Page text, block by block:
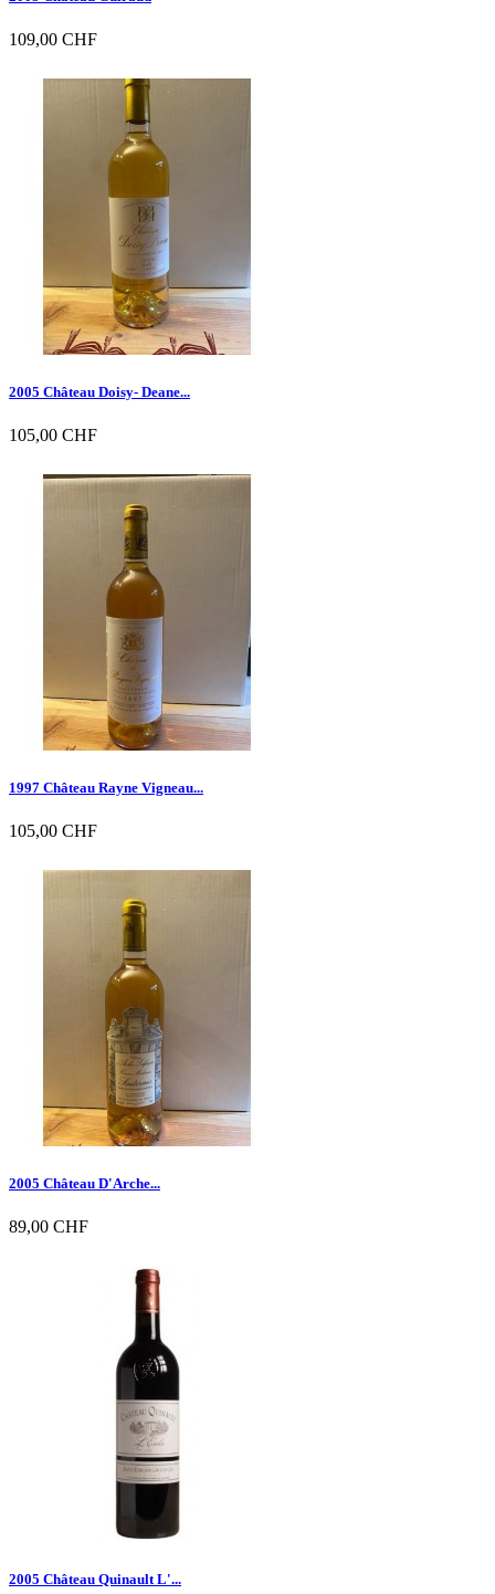
109,00 CHF
2005 Château Doisy- Deane...
105,00 CHF
1997 Château Rayne Vigneau...
105,00 CHF
2005 Château D'Arche...
89,00 CHF
2005 Château Quinault L'...